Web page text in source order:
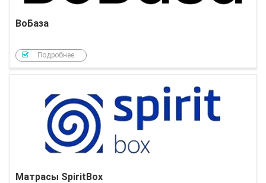
ВоБаза
Подробнее
Матрасы SpiritBox